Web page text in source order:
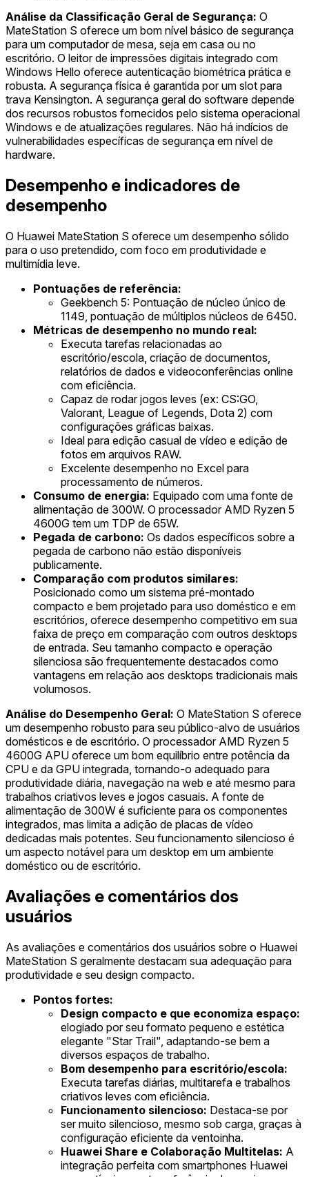
Análise da Classificação Geral de Segurança: O
MateStation S oferece um bom nível básico de segurança
para um computador de mesa, seja em casa ou no
escritório. O leitor de impressões digitais integrado com
Windows Hello oferece autenticação biométrica prática e
robusta. A segurança física é garantida por um slot para
trava Kensington. A segurança geral do software depende
dos recursos robustos fornecidos pelo sistema operacional
Windows e de atualizações regulares. Não há indícios de
vulnerabilidades específicas de segurança em nível de
hardware.
Desempenho e indicadores de
desempenho
O Huawei MateStation S oferece um desempenho sólido
para o uso pretendido, com foco em produtividade e
multimídia leve.
Pontuações de referência:
Geekbench 5: Pontuação de núcleo único de
1149, pontuação de múltiplos núcleos de 6450.
Métricas de desempenho no mundo real:
Executa tarefas relacionadas ao
escritório/escola, criação de documentos,
relatórios de dados e videoconferências online
com eficiência.
Capaz de rodar jogos leves (ex: CS:GO,
Valorant, League of Legends, Dota 2) com
configurações gráficas baixas.
Ideal para edição casual de vídeo e edição de
fotos em arquivos RAW.
Excelente desempenho no Excel para
processamento de números.
Consumo de energia: Equipado com uma fonte de
alimentação de 300W. O processador AMD Ryzen 5
4600G tem um TDP de 65W.
Pegada de carbono: Os dados específicos sobre a
pegada de carbono não estão disponíveis
publicamente.
Comparação com produtos similares:
Posicionado como um sistema pré-montado
compacto e bem projetado para uso doméstico e em
escritórios, oferece desempenho competitivo em sua
faixa de preço em comparação com outros desktops
de entrada. Seu tamanho compacto e operação
silenciosa são frequentemente destacados como
vantagens em relação aos desktops tradicionais mais
volumosos.
Análise do Desempenho Geral: O MateStation S oferece
um desempenho robusto para seu público-alvo de usuários
domésticos e de escritório. O processador AMD Ryzen 5
4600G APU oferece um bom equilíbrio entre potência da
CPU e da GPU integrada, tornando-o adequado para
produtividade diária, navegação na web e até mesmo para
trabalhos criativos leves e jogos casuais. A fonte de
alimentação de 300W é suficiente para os componentes
integrados, mas limita a adição de placas de vídeo
dedicadas mais potentes. Seu funcionamento silencioso é
um aspecto notável para um desktop em um ambiente
doméstico ou de escritório.
Avaliações e comentários dos
usuários
As avaliações e comentários dos usuários sobre o Huawei
MateStation S geralmente destacam sua adequação para
produtividade e seu design compacto.
Pontos fortes:
Design compacto e que economiza espaço:
elogiado por seu formato pequeno e estética
elegante "Star Trail", adaptando-se bem a
diversos espaços de trabalho.
Bom desempenho para escritório/escola:
Executa tarefas diárias, multitarefa e trabalhos
criativos leves com eficiência.
Funcionamento silencioso: Destaca-se por
ser muito silencioso, mesmo sob carga, graças à
configuração eficiente da ventoinha.
Huawei Share e Colaboração Multitelas: A
integração perfeita com smartphones Huawei